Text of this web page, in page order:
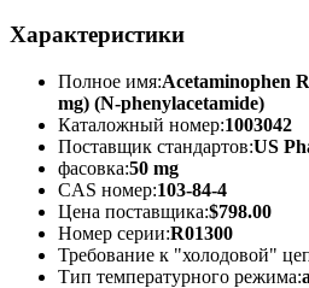
Характеристики
Полное имя:Acetaminophen
mg) (N-phenylacetamide)
Каталожный номер:1003042
Поставщик стандартов:US
фасовка:50 mg
CAS номер:103-84-4
Цена поставщика:$798.00
Номер серии:R01300
Требование к "холодовой"
Тип температурного режима:a